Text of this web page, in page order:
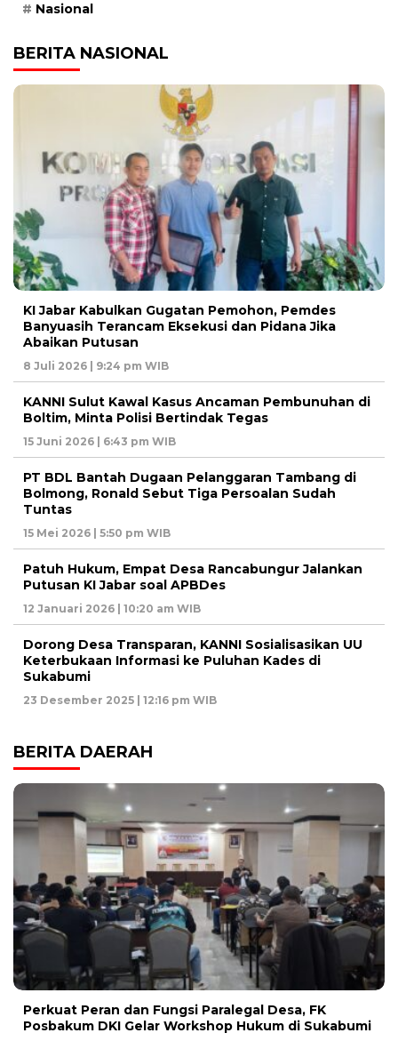
Nasional
BERITA NASIONAL
KI Jabar Kabulkan Gugatan Pemohon, Pemdes
Banyuasih Terancam Eksekusi dan Pidana Jika
Abaikan Putusan
8 Juli 2026 | 9:24 pm WIB
KANNI Sulut Kawal Kasus Ancaman Pembunuhan di
Boltim, Minta Polisi Bertindak Tegas
15 Juni 2026 | 6:43 pm WIB
PT BDL Bantah Dugaan Pelanggaran Tambang di
Bolmong, Ronald Sebut Tiga Persoalan Sudah
Tuntas
15 Mei 2026 | 5:50 pm WIB
Patuh Hukum, Empat Desa Rancabungur Jalankan
Putusan KI Jabar soal APBDes
12 Januari 2026 | 10:20 am WIB
Dorong Desa Transparan, KANNI Sosialisasikan UU
Keterbukaan Informasi ke Puluhan Kades di
Sukabumi
23 Desember 2025 | 12:16 pm WIB
BERITA DAERAH
Perkuat Peran dan Fungsi Paralegal Desa, FK
Posbakum DKI Gelar Workshop Hukum di Sukabumi